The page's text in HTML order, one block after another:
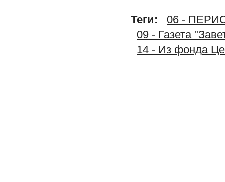
Теги:
06 -
09 - Газета
14 - Из фонда